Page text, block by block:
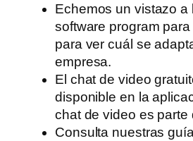
Echemos un vistazo a
software program
para ver cuál se
empresa.
El chat de video
disponible en la
chat de video es parte
Consulta nuestras